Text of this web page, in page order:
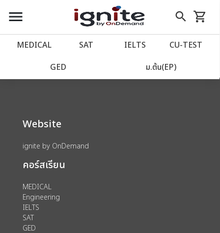
close
account_balance หน้าแรก
เว็บไซต์อิกไนท์
import_contacts วางแผนการเรียน
account_circle เข้าสู่ระบบ
assignment ลงทะเบียน
menu search
Skip
to
shopping_cart
รถเข็น
MEDICAL SAT IELTS CU‑TEST
GED ม.ต้น(EP)
We could not find anything for 80002039
Website
ignite by OnDemand
คอร์สเรียน
MEDICAL
Engineering
IELTS
SAT
GED